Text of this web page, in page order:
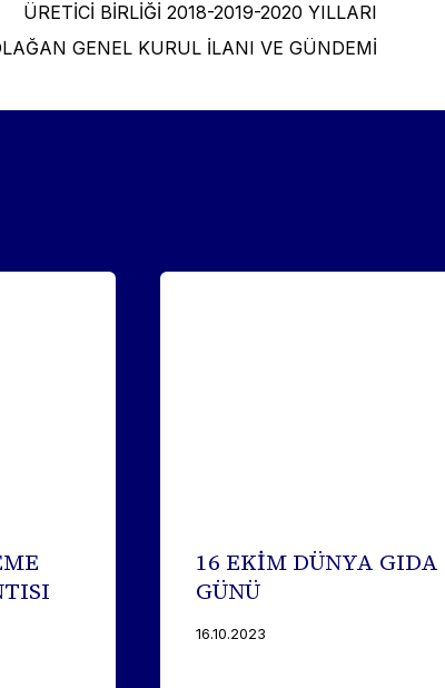
ÜRETİCİ BİRLİĞİ 2018-2019-2020 YILLARI
GENEL KURUL İLANI VE GÜNDEMİ
16 EKİM DÜNYA GIDA
GÜNÜ
16.10.2023